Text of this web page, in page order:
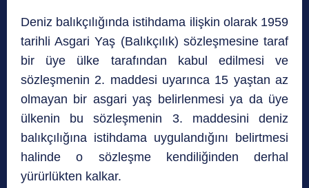
Deniz balıkçılığında istihdama ilişkin olarak 1959
tarihli Asgari Yaş (Balıkçılık) sözleşmesine taraf
bir üye ülke tarafından kabul edilmesi ve
sözleşmenin 2. maddesi uyarınca 15 yaştan az
olmayan bir asgari yaş belirlenmesi ya da üye
ülkenin bu sözleşmenin 3. maddesini deniz
balıkçılığına istihdama uygulandığını belirtmesi
halinde o sözleşme kendiliğinden derhal
yürürlükten kalkar.